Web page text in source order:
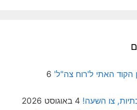
הקוד האתי ל'רוח צה"ל' 6
צו השעה! 4 באוגוסט 2026